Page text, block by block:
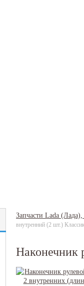
Запчасти Lada
внутренний (2 шт.)
Наконечник